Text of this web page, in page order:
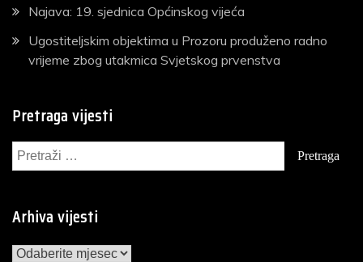
Najava: 19. sjednica Općinskog vijeća
Ugostiteljskim objektima u Prozoru produženo radno
vrijeme zbog utakmica Svjetskog prvenstva
Pretraga vijesti
Pretraga:
Arhiva vijesti
Arhiva